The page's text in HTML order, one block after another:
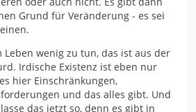
Grund für Veränderung - es sei
wenig zu tun, das ist aus der
Irdische Existenz ist eben nur
hier Einschränkungen,
und das alles gibt. Und
das jetzt so, denn es gibt in